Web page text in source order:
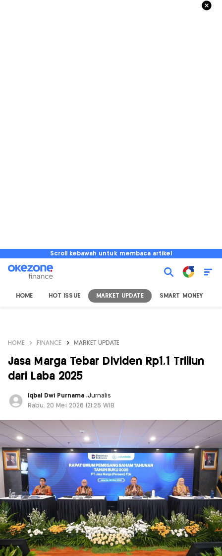
Scroll kebawah untuk membaca artikel
HOME HOT ISSUE MARKET UPDATE SMART MONEY
HOME FINANCE MARKET UPDATE
Jasa Marga Tebar Dividen Rp1,1 Triliun
dari Laba 2025
Iqbal Dwi Purnama ,Jurnalis
Rabu, 20 Mei 2026 |21:25 WIB